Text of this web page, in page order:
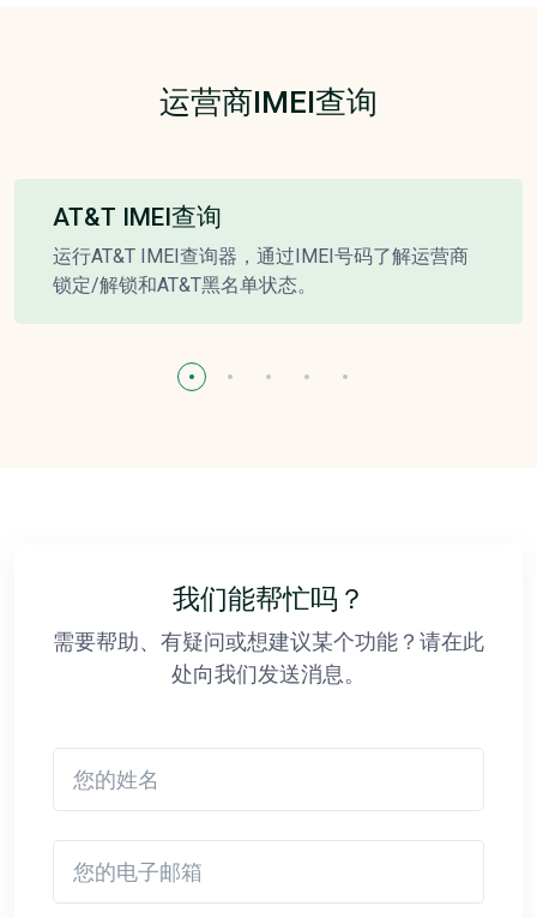
运营商IMEI查询
AT&T IMEI查询
运行AT&T IMEI查询器，通过IMEI号码了解运营商
锁定/解锁和AT&T黑名单状态。
我们能帮忙吗？
需要帮助、有疑问或想建议某个功能？请在此
处向我们发送消息。